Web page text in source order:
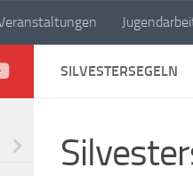
SILVESTERSEGELN